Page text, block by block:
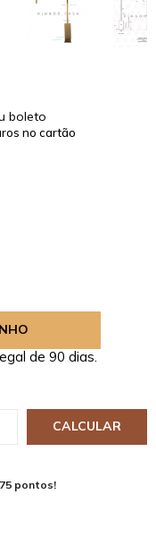
boleto
no cartão
de 90 dias.
CALCULAR
pontos!